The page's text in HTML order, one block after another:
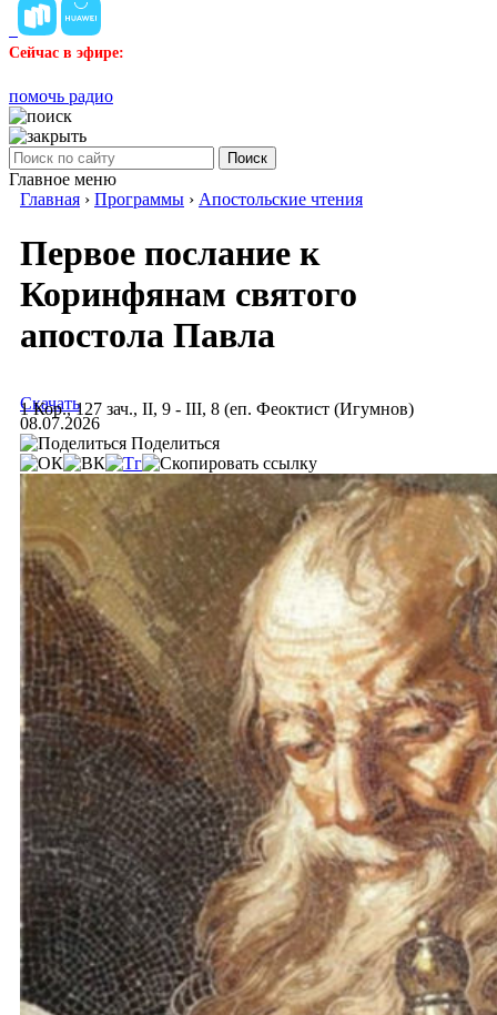
Сейчас в эфире:
помочь радио
Поиск
Главное меню
Главная › Программы › Апостольские чтения
Первое послание к
Коринфянам святого
апостола Павла
1 Кор., 127 зач., II, 9 - III, 8 (еп. Феоктист (Игумнов)
Скачать
08.07.2026
Поделиться